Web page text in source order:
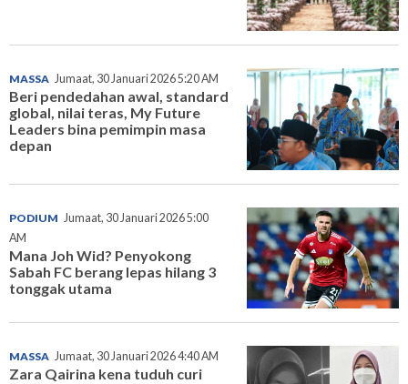
MASSA Jumaat, 30 Januari 2026 5:20 AM
Beri pendedahan awal, standard
global, nilai teras, My Future
Leaders bina pemimpin masa
depan
PODIUM Jumaat, 30 Januari 2026 5:00
AM
Mana Joh Wid? Penyokong
Sabah FC berang lepas hilang 3
tonggak utama
MASSA Jumaat, 30 Januari 2026 4:40 AM
Zara Qairina kena tuduh curi